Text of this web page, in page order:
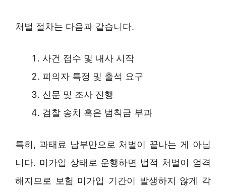
처벌 절차는 다음과 같습니다.
사건 접수 및 내사 시작
피의자 특정 및 출석 요구
신문 및 조사 진행
검찰 송치 혹은 범칙금 부과
특히, 과태료 납부만으로 처벌이 끝나는 게 아닙
니다. 미가입 상태로 운행하면 법적 처벌이 엄격
해지므로 보험 미가입 기간이 발생하지 않게 각